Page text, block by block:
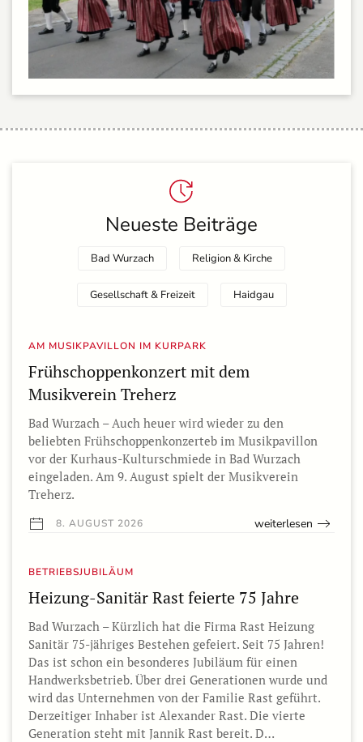
Neueste Beiträge
Bad Wurzach Religion & Kirche
Gesellschaft & Freizeit Haidgau
AM MUSIKPAVILLON IM KURPARK
Frühschoppenkonzert mit dem
Musikverein Treherz
Bad Wurzach – Auch heuer wird wieder zu den
beliebten Frühschoppenkonzerteb im Musikpavillon
vor der Kurhaus-Kulturschmiede in Bad Wurzach
eingeladen. Am 9. August spielt der Musikverein
Treherz.
8. AUGUST 2026 weiterlesen
BETRIEBSJUBILÄUM
Heizung-Sanitär Rast feierte 75 Jahre
Bad Wurzach – Kürzlich hat die Firma Rast Heizung
Sanitär 75-jähriges Bestehen gefeiert. Seit 75 Jahren!
Das ist schon ein besonderes Jubiläum für einen
Handwerksbetrieb. Über drei Generationen wurde und
wird das Unternehmen von der Familie Rast geführt.
Derzeitiger Inhaber ist Alexander Rast. Die vierte
Generation steht mit Jannik Rast bereit. D…